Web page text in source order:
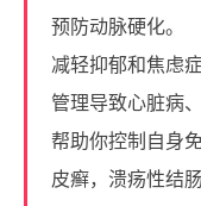
预防动脉硬化。
减轻抑郁和焦虑
管理导致心脏病
帮助你控制自身
皮癣，溃疡性结